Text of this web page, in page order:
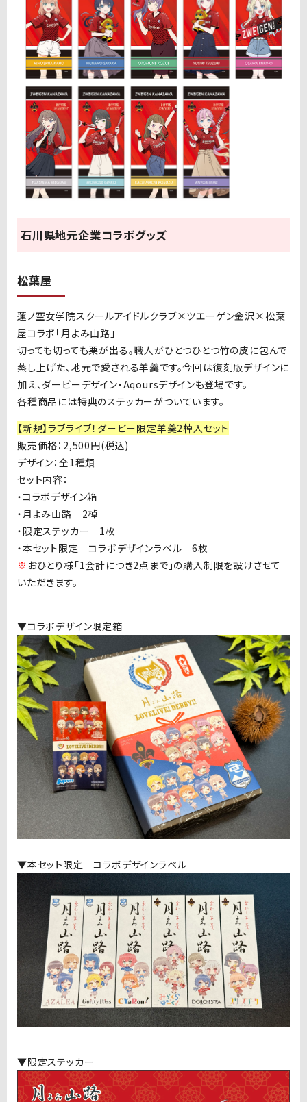
石川県地元企業コラボグッズ
松葉屋
蓮ノ空女学院スクールアイドルクラブ×ツエーゲン金沢×松葉
屋コラボ「月よみ山路」
切っても切っても栗が出る。職人がひとつひとつ竹の皮に包んで
蒸し上げた、地元で愛される羊羹です。今回は復刻版デザインに
加え、ダービーデザイン・Aqoursデザインも登場です。
各種商品には特典のステッカーがついています。
【新規】ラブライブ！ダービー限定羊羹2棹入セット
販売価格：2,500円(税込)
デザイン：全1種類
セット内容：
・コラボデザイン箱
・月よみ山路 2棹
・限定ステッカー 1枚
・本セット限定 コラボデザインラベル6枚
※ おひとり様「1会計につき2点まで」の購入制限を設けさせて
いただきます。
▼コラボデザイン限定箱
▼本セット限定 コラボデザインラベル
▼限定ステッカー